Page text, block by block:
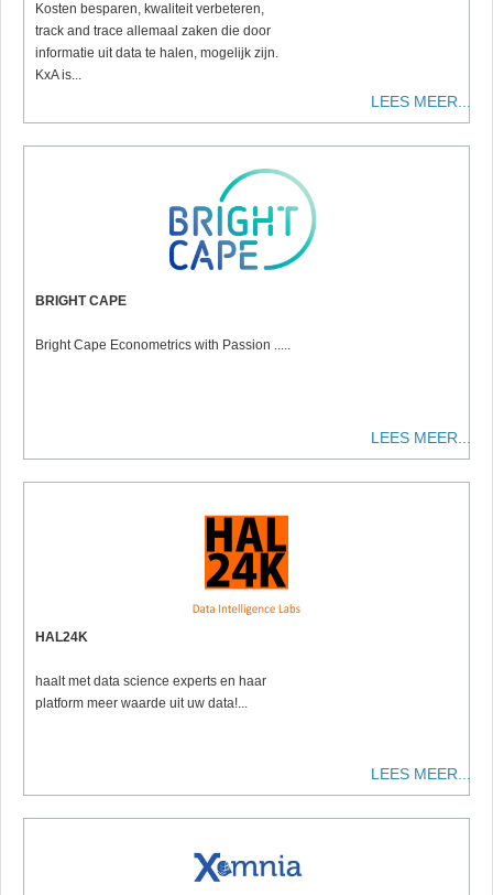
Kosten besparen, kwaliteit verbeteren,
track and trace allemaal zaken die door
informatie uit data te halen, mogelijk zijn.
KxA is...
LEES MEER...
BRIGHT CAPE
Bright Cape Econometrics with Passion .....
LEES MEER...
HAL24K
haalt met data science experts en haar
platform meer waarde uit uw data!...
LEES MEER...